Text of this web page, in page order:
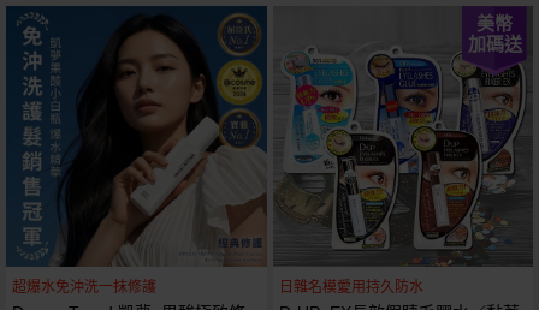
超爆水免沖洗一抹修護
美幣
加碼送
日雜名模愛用持久防水